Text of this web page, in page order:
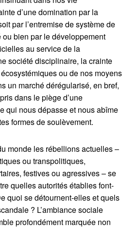
d’une domination par la
par l’entremise de système de
bien par le développement
au service de la
société disciplinaire, la crainte
ou de nos moyens
un marché dérégularisé, en bref,
dans le piège d’une
qui nous dépasse et nous abîme
formes de soulèvement.
monde les rébellions actuelles –
ou transpolitiques,
festives ou agressives – se
quelles autorités établies font-
quoi se détournent-elles et quels
? L’ambiance sociale
profondément marquée non